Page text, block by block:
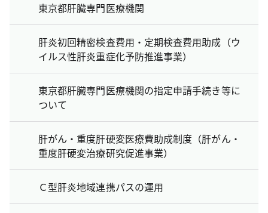
東京都肝臓専門医療機関
肝炎初回精密検査費用・定期検査費用助成（ウ
イルス性肝炎重症化予防推進事業）
東京都肝臓専門医療機関の指定申請手続き等に
ついて
肝がん・重度肝硬変医療費助成制度（肝がん・
重度肝硬変治療研究促進事業）
Ｃ型肝炎地域連携パスの運用